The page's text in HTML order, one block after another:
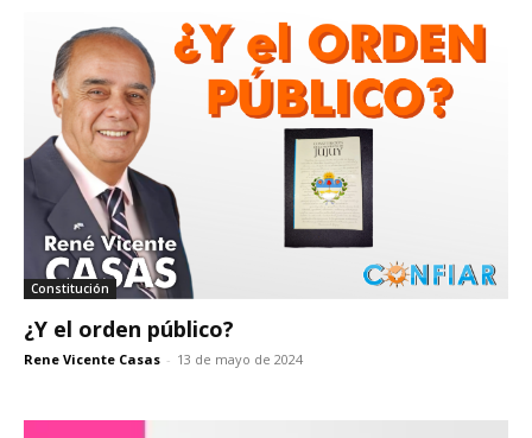
Constitución
¿Y el orden público?
Rene Vicente Casas - 13 de mayo de 2024